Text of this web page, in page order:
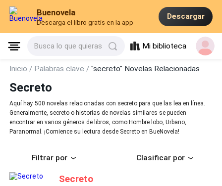
Buenovela
Descarga el libro gratis en la app
Descargar
Busca lo que quieras Mi biblioteca
Inicio / Palabras clave /"secreto" Novelas Relacionadas
Secreto
Aquí hay 500 novelas relacionadas con secreto para que las lea en línea.
Generalmente, secreto o historias de novelas similares se pueden
encontrar en varios géneros de libros, como Hombre lobo, Urbano,
Paranormal. ¡Comience su lectura desde Secreto en BueNovela!
Filtrar por Clasificar por
Secreto